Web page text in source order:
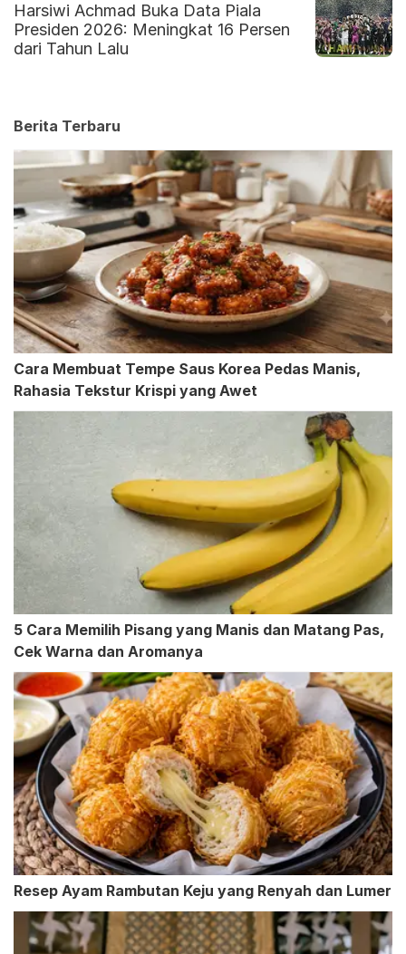
Harsiwi Achmad Buka Data Piala
Presiden 2026: Meningkat 16 Persen
dari Tahun Lalu
Berita Terbaru
Cara Membuat Tempe Saus Korea Pedas Manis,
Rahasia Tekstur Krispi yang Awet
5 Cara Memilih Pisang yang Manis dan Matang Pas,
Cek Warna dan Aromanya
Resep Ayam Rambutan Keju yang Renyah dan Lumer